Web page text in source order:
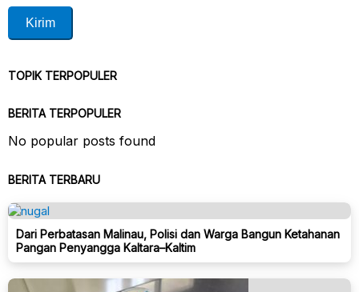
TOPIK TERPOPULER
BERITA TERPOPULER
No popular posts found
BERITA TERBARU
Dari Perbatasan Malinau, Polisi dan Warga Bangun Ketahanan
Pangan Penyangga Kaltara–Kaltim